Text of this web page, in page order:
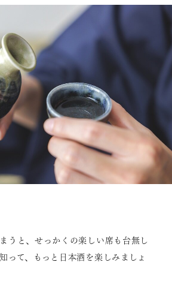
うと、せっかくの楽しい席も台無し
って、もっと日本酒を楽しみましょ